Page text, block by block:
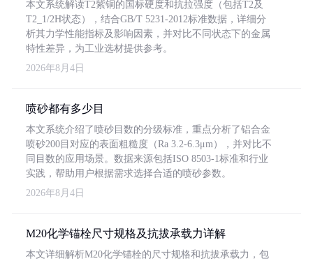
本文系统解读T2紫铜的国标硬度和抗拉强度（包括T2及
T2_1/2H状态），结合GB/T 5231-2012标准数据，详细分
析其力学性能指标及影响因素，并对比不同状态下的金属
特性差异，为工业选材提供参考。
2026年8月4日
喷砂都有多少目
本文系统介绍了喷砂目数的分级标准，重点分析了铝合金
喷砂200目对应的表面粗糙度（Ra 3.2-6.3μm），并对比不
同目数的应用场景。数据来源包括ISO 8503-1标准和行业
实践，帮助用户根据需求选择合适的喷砂参数。
2026年8月4日
M20化学锚栓尺寸规格及抗拔承载力详解
本文详细解析M20化学锚栓的尺寸规格和抗拔承载力，包